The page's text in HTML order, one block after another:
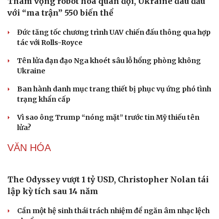
Giá xăng dầu hôm nay 8/8: Giá dầu giảm khi có tín
hiệu mở lại eo biển Hormuz
Tỷ giá USD hôm nay 8/8: Giá bán USD hạ xuống còn
26.468 đồng/USD
Giá vàng hôm nay 8/8: Giá vàng trong nước và thế giới
lại tăng
Giá cà phê hôm nay 8/8: Giá cà phê trong nước ổn định
Buôn lậu, hàng giả diễn biến phức tạp, xử lý gần 68.000
QUÂN SỰ - QUỐC PHÒNG